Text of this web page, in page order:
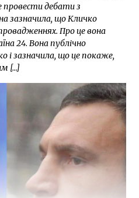
провести дебати з
зазначила, що Кличко
Про це вона
24. Вона публічно
і зазначила, що це покаже,
[…]